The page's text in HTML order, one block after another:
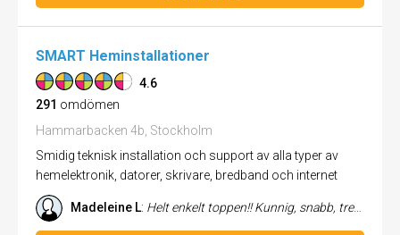
SMART Heminstallationer
4.6
291 omdömen
Hammarbacken 4b, Stockholm
Smidig teknisk installation och support av alla typer av
hemelektronik, datorer, skrivare, bredband och internet
Madeleine L: Helt enkelt toppen!! Kunnig, snabb, trevlig och Såå gullig installatör! Trevliga även i kundservicen. Bästa firma, kan v...